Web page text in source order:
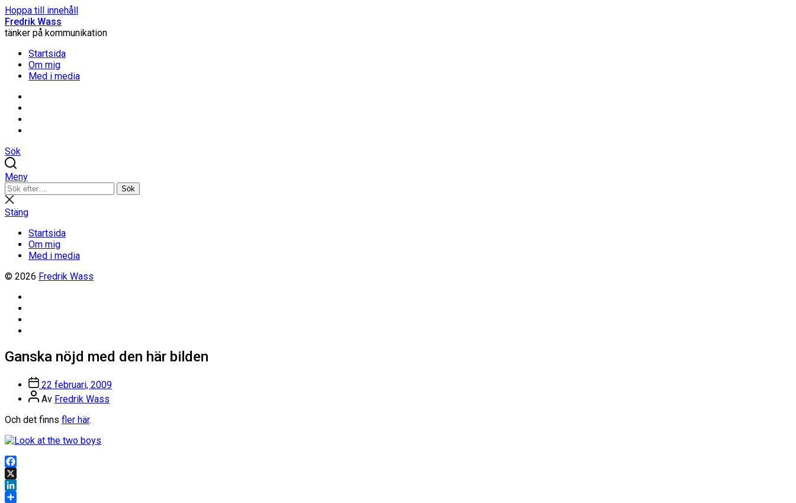
Hoppa till innehåll
Fredrik Wass
tänker på kommunikation
Startsida
Om mig
Med i media
Sök
Meny
Sök
efter:
Sök
Stäng
sökning
Stäng
Startsida
Om mig
Med i media
© 2026 Fredrik Wass
Ganska nöjd med den här bilden
Inläggsdatum
22 februari, 2009
Inläggsförfattare
Av Fredrik Wass
Och det finns fler här.
Facebook
X
LinkedIn